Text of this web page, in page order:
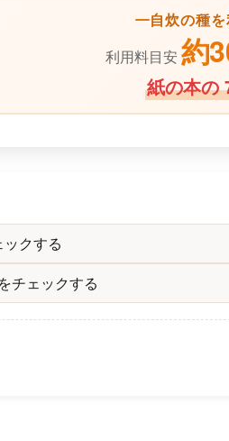
自炊の種
利用料目安約
紙の本の
クする
チェックする